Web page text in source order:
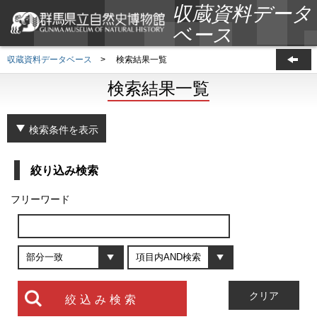
収蔵資料データ
ベース
収蔵資料データベース > 検索結果一覧
検索結果一覧
検索条件を表示
絞り込み検索
フリーワード